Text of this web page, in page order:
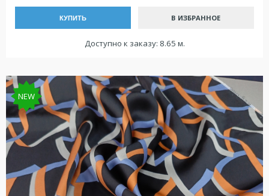
КУПИТЬ В ИЗБРАННОЕ
Доступно к заказу: 8.65 м.
NEW